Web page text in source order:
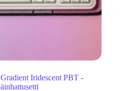
Iridescent PBT -